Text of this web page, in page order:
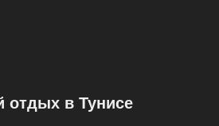
в Тунисе